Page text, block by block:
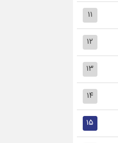
۱۱
۱۲
۱۳
۱۴
۱۵